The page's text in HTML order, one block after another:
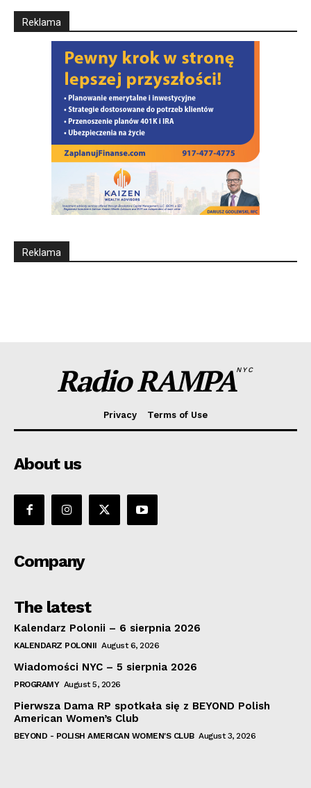
Reklama
Reklama
Radio RAMPANYC
Privacy Terms of Use
About us
Company
The latest
Kalendarz Polonii – 6 sierpnia 2026
KALENDARZ POLONII August 6, 2026
Wiadomości NYC – 5 sierpnia 2026
PROGRAMY August 5, 2026
Pierwsza Dama RP spotkała się z BEYOND Polish
American Women’s Club
BEYOND - POLISH AMERICAN WOMEN'S CLUB August 3, 2026